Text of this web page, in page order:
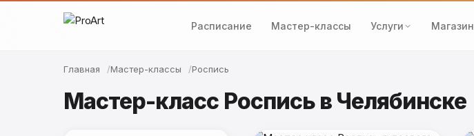
Расписание Мастер-классы Услуги Магазин
Главная Мастер-классы Роспись
Мастер-класс Роспись в Челябинске